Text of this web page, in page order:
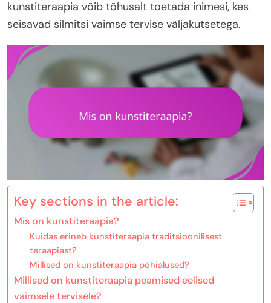
kunstiteraapia võib tõhusalt toetada inimesi, kes
seisavad silmitsi vaimse tervise väljakutsetega.
Key sections in the article:
Mis on kunstiteraapia?
Kuidas erineb kunstiteraapia traditsioonilisest
teraapiast?
Millised on kunstiteraapia põhialused?
Millised on kunstiteraapia peamised eelised
vaimsele tervisele?